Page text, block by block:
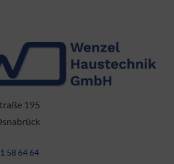
195
58 64 64